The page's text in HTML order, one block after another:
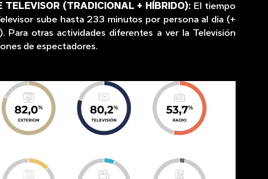
TELEVISOR (TRADICIONAL + HÍBRIDO): El tiempo
sube hasta 233 minutos por persona al día (+
Para otras actividades diferentes a ver la Televisión
de espectadores.